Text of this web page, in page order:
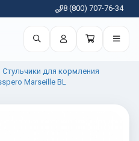
8 (800) 707-76-34
Стульчики для кормления
Marseille BL